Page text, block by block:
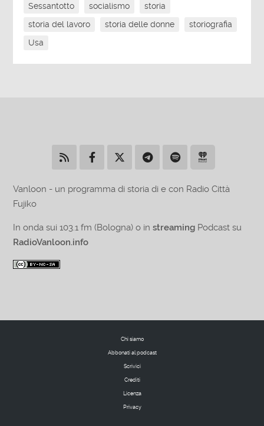
Sessantotto
socialismo
storia
storia del lavoro
storia delle donne
storiografia
Usa
Vanloon - un programma di storia di e con Radio Città
Fujiko
In onda sui 103.1 fm (Bologna) o instreaming Podcast su
RadioVanloon.info
Chi siamo
Abbonati al podcast
Scrivici
Crediti
Licenza
Privacy